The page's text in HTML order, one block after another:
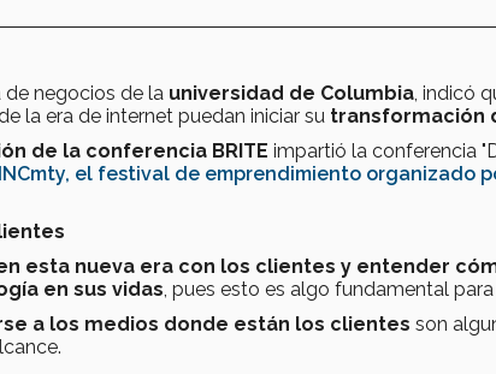
de negocios de la universidad de Columbia, indicó
la era de internet puedan iniciar su transformación
de la conferencia BRITE impartió la conferencia
INCmty, el festival de emprendimiento organizado
esta nueva era con los clientes y entender
en sus vidas, pues esto es algo fundamental
a los medios donde están los clientes son